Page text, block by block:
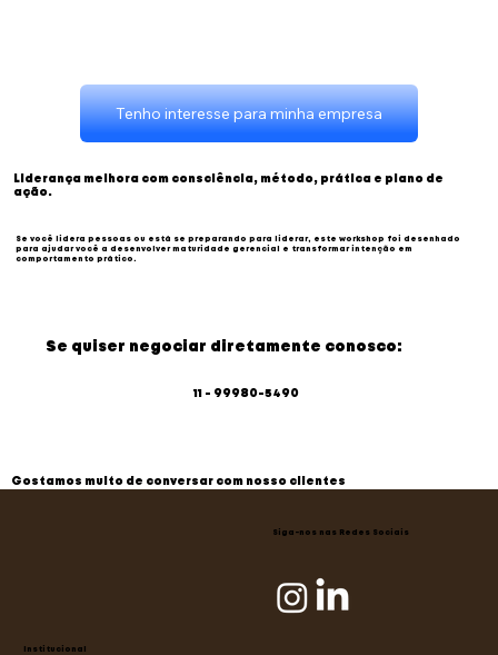
Tenho interesse para minha empresa
Liderança melhora com consciência, método, prática e plano de
ação.
Se você lidera pessoas ou está se preparando para liderar, este workshop foi desenhado
para ajudar você a desenvolver maturidade gerencial e transformar intenção em
comportamento prático.
Se quiser negociar diretamente conosco:
11 - 99980-5490
Gostamos muito de conversar com nosso clientes
Institucional
Siga-nos nas Redes Sociais